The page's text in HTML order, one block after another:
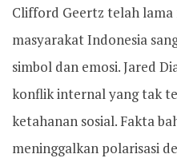
Clifford Geertz telah lama
masyarakat Indonesia
simbol dan emosi. Jared
konflik internal yang tak
ketahanan sosial. Fakta
meninggalkan polarisasi